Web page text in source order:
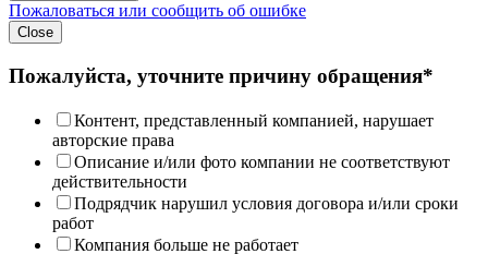
Пожаловаться или сообщить об ошибке
Close
Пожалуйста, уточните причину обращения*
Контент, представленный компанией, нарушает
авторские права
Описание и/или фото компании не соответствуют
действительности
Подрядчик нарушил условия договора и/или сроки
работ
Компания больше не работает